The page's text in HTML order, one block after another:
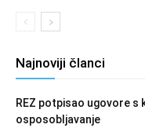
Najnoviji članci
REZ potpisao ugovore
osposobljavanje